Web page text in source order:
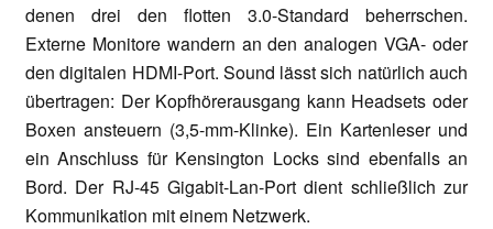
denen drei den flotten 3.0-Standard beherrschen.
Externe Monitore wandern an den analogen VGA- oder
den digitalen HDMI-Port. Sound lässt sich natürlich auch
übertragen: Der Kopfhörerausgang kann Headsets oder
Boxen ansteuern (3,5-mm-Klinke). Ein Kartenleser und
ein Anschluss für Kensington Locks sind ebenfalls an
Bord. Der RJ-45 Gigabit-Lan-Port dient schließlich zur
Kommunikation mit einem Netzwerk.